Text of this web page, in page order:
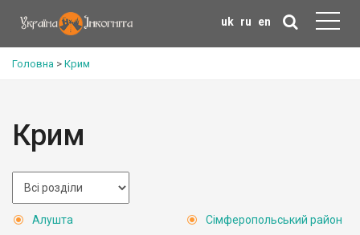
uk ru en
Головна > Крим
Крим
Алушта
Сімферопольський район